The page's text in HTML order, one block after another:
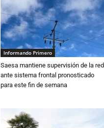
Informando Primero
Saesa mantiene supervisión de la red
ante sistema frontal pronosticado
para este fin de semana